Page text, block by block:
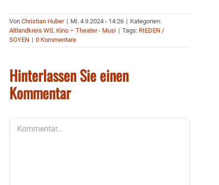
Von Christian Huber | Mi. 4.9.2024 - 14:26 | Kategorien:
Altlandkreis WS, Kino – Theater - Musi | Tags: RIEDEN /
SOYEN | 0 Kommentare
Hinterlassen Sie einen
Kommentar